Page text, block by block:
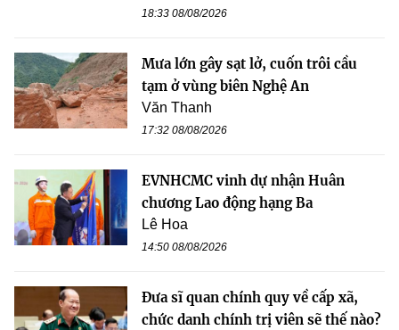
18:33 08/08/2026
Mưa lớn gây sạt lở, cuốn trôi cầu
tạm ở vùng biên Nghệ An
Văn Thanh
17:32 08/08/2026
EVNHCMC vinh dự nhận Huân
chương Lao động hạng Ba
Lê Hoa
14:50 08/08/2026
Đưa sĩ quan chính quy về cấp xã,
chức danh chính trị viên sẽ thế nào?